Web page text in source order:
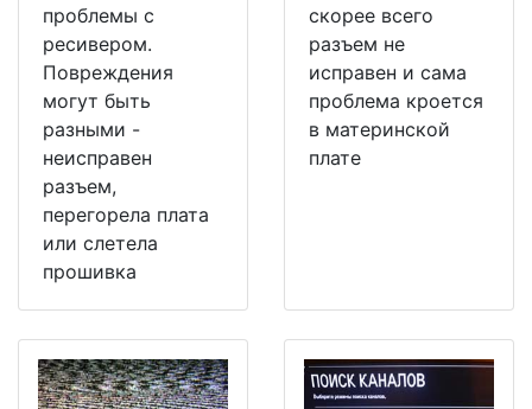
проблемы с
ресивером.
Повреждения
могут быть
разными -
неисправен
разъем,
перегорела плата
или слетела
прошивка
скорее всего
разъем не
исправен и сама
проблема кроется
в материнской
плате